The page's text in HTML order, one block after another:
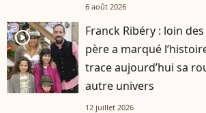
6 août 2026
player2
Franck Ribéry : loin
père a marqué
trace aujourd’hui sa
autre univers
12 juillet 2026